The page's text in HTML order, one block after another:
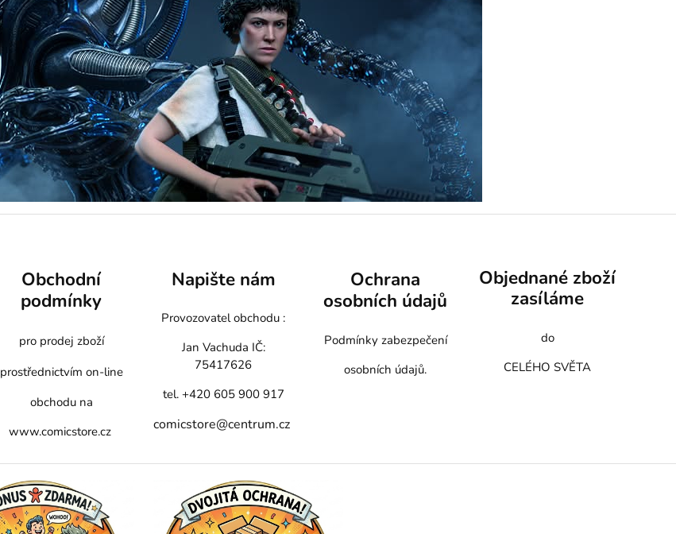
Obchodní
podmínky
pro prodej zboží
prostřednictvím on-line
obchodu na
www.comicstore.cz
Napište nám
Provozovatel obchodu :
Jan Vachuda IČ:
75417626
tel. +420 605 900 917
comicstore@centrum.cz
Ochrana
osobních údajů
Podmínky zabezpečení
osobních údajů.
Objednané zboží
zasíláme
do
CELÉHO SVĚTA